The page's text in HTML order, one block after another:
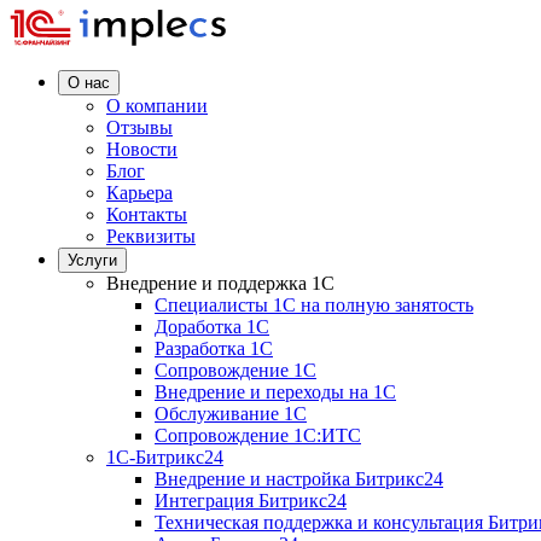
О нас
О компании
Отзывы
Новости
Блог
Карьера
Контакты
Реквизиты
Услуги
Внедрение и поддержка 1C
Специалисты 1C на полную занятость
Доработка 1C
Разработка 1C
Сопровождение 1C
Внедрение и переходы на 1C
Обслуживание 1C
Сопровождение 1C:ИТС
1С-Битрикс24
Внедрение и настройка Битрикс24
Интеграция Битрикс24
Техническая поддержка и консультация